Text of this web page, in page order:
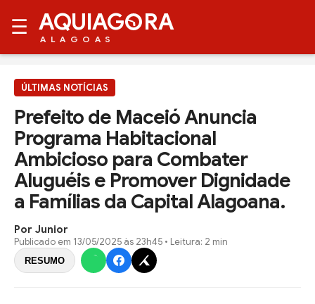
☰ AQUIAG RA
ALAGOAS
ÚLTIMAS NOTÍCIAS
Prefeito de Maceió Anuncia
Programa Habitacional
Ambicioso para Combater
Aluguéis e Promover Dignidade
a Famílias da Capital Alagoana.
Por Junior
Publicado em 13/05/2025 às 23h45 • Leitura: 2 min
RESUMO